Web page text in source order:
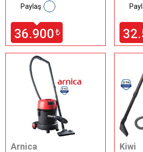
36.900 ₺
Paylaş
Arnica Kiwi